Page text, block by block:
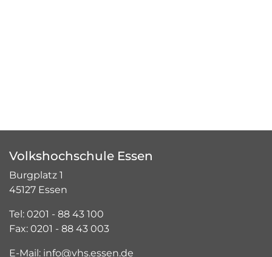
Volkshochschule Essen
Burgplatz 1
45127 Essen
Tel: 0201 - 88 43 100
Fax: 0201 - 88 43 003
E-Mail: info@vhs.essen.de